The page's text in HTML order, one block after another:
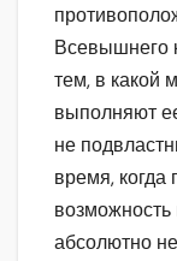
Всевышнего
тем, в какой
выполняют
не
время, когда
возможность
абсолютно